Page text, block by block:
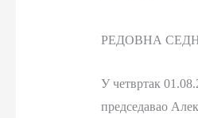
РЕДОВНА
У четвртак
председавао